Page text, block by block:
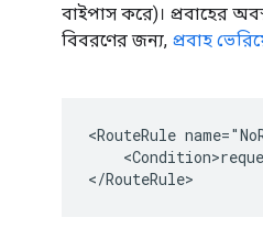
বাইপাস করে)। প্রবাহের
বিবরণের জন্য, প্রবাহ
<RouteRule
</RouteRule>